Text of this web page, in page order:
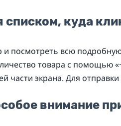
списком, куда
и посмотреть всю
товара с помощью
части экрана. Для
внимание